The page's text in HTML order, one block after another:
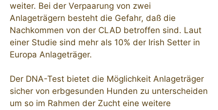
weiter. Bei der Verpaarung von zwei
Anlageträgern besteht die Gefahr, daß die
Nachkommen von der CLAD betroffen sind. Laut
einer Studie sind mehr als 10% der Irish Setter in
Europa Anlageträger.
Der DNA-Test bietet die Möglichkeit Anlageträger
sicher von erbgesunden Hunden zu unterscheiden
um so im Rahmen der Zucht eine weitere